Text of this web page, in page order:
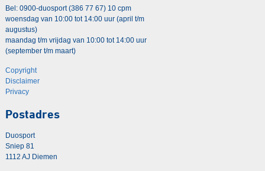
Bel: 0900-duosport (386 77 67) 10 cpm
woensdag van 10:00 tot 14:00 uur (april t/m
augustus)
maandag t/m vrijdag van 10:00 tot 14:00 uur
(september t/m maart)
Copyright
Disclaimer
Privacy
Postadres
Duosport
Sniep 81
1112 AJ Diemen